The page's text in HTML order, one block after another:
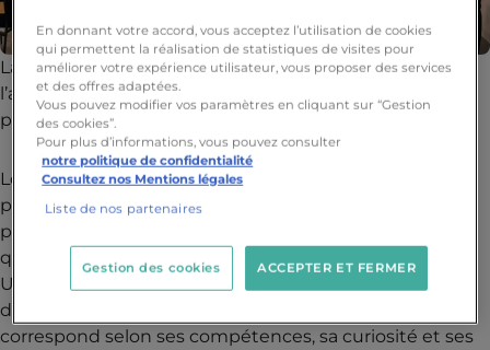
La soirée de recrutementYDAYS, un temps fort de
l’année réunissant l’ensemble des filières et des
promotions autour de projets transversaux.
Lors de cet événement, lesporteurs de projets
présenté leurs idées devant les étudiants, venus
proposer leur candidature pour rejoindre les équipes
qui les inspirent le plus.
Un moment d’échanges, de rencontres et de
découvertes, où chacun peut trouver le projet qui lui
correspond selon ses compétences, sa curiosité et ses
En donnant votre accord, vous acceptez l’utilisation de cookies
qui permettent la réalisation de statistiques de visites pour
améliorer votre expérience utilisateur, vous proposer des services
et des offres adaptées.
Vous pouvez modifier vos paramètres en cliquant sur “Gestion
des cookies”.
Pour plus d’informations, vous pouvez consulter
notre politique de confidentialité
Consultez nos Mentions légales
Liste de nos partenaires
ACCEPTER ET FERMER
Gestion des cookies